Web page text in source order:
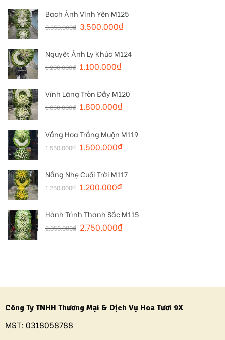
Bạch Ảnh Vĩnh Yên M125
3.550.000₫ 3.500.000₫
Nguyệt Ảnh Ly Khúc M124
1.200.000₫ 1.100.000₫
Vĩnh Lặng Tròn Đầy M120
1.850.000₫ 1.800.000₫
Vầng Hoa Trắng Muộn M119
1.550.000₫ 1.500.000₫
Nắng Nhẹ Cuối Trời M117
1.250.000₫ 1.200.000₫
Hành Trình Thanh Sắc M115
2.850.000₫ 2.750.000₫
Công Ty TNHH Thương Mại & Dịch Vụ Hoa Tươi 9X
MST: 0318058788